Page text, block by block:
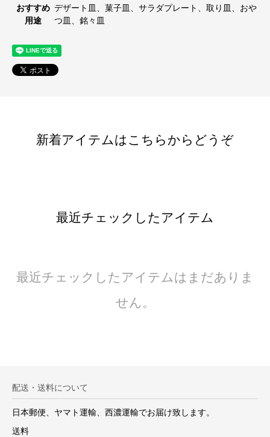
おすすめ
用途
デザート皿、菓子皿、サラダプレート、取り皿、おや
つ皿、銘々皿
新着アイテムはこちらからどうぞ
最近チェックしたアイテム
最近チェックしたアイテムはまだありま
せん。
配送・送料について
日本郵便、ヤマト運輸、西濃運輸でお届け致します。
送料